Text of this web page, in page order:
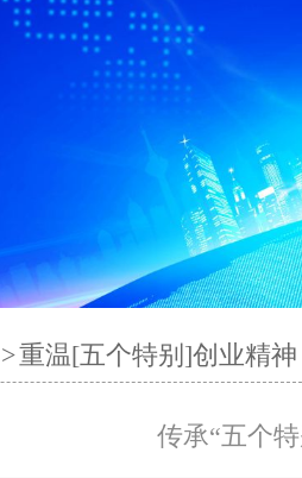
>重温[五个特别]创业精神
传承“五个